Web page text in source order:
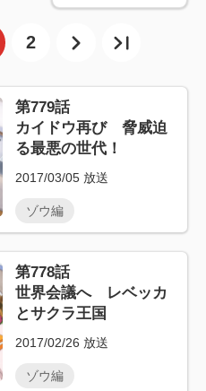
2
第779話
カイドウ再び 脅威迫
る最悪の世代！
2017/03/05 放送
ゾウ編
第778話
世界会議へ レベッカ
とサクラ王国
2017/02/26 放送
ゾウ編